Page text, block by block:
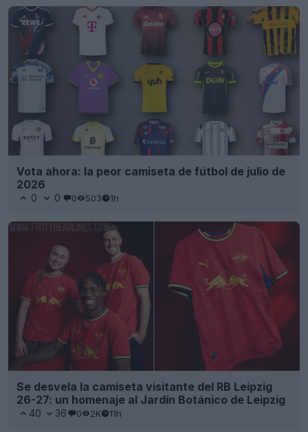
Vota ahora: la peor camiseta de fútbol de julio de
2026
0 0 0 503 1h
Se desvela la camiseta visitante del RB Leipzig
26-27: un homenaje al Jardín Botánico de Leipzig
40 36 0 2K 11h